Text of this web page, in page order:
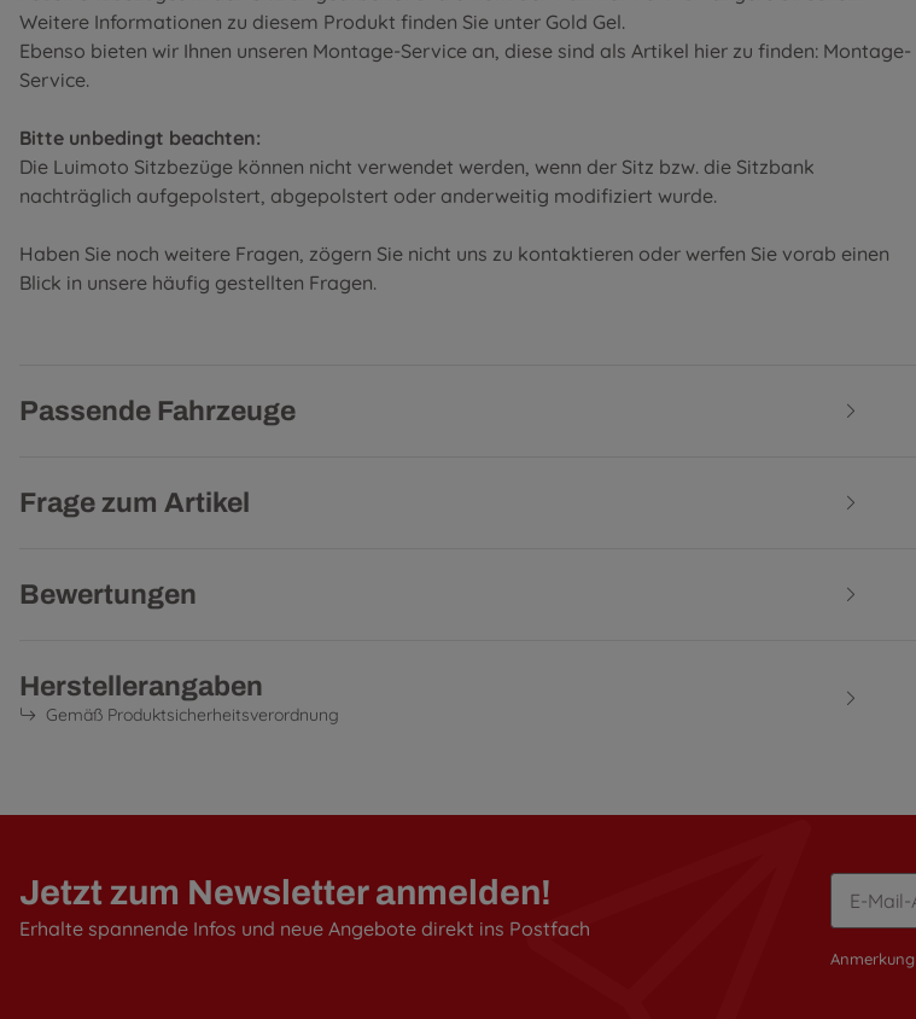
Weitere Informationen zu diesem Produkt finden Sie unter Gold Gel.
Ebenso bieten wir Ihnen unseren Montage-Service an, diese sind als Artikel hier zu finden: Montage-
Service.
Bitte unbedingt beachten:
Die Luimoto Sitzbezüge können nicht verwendet werden, wenn der Sitz bzw. die Sitzbank
nachträglich aufgepolstert, abgepolstert oder anderweitig modifiziert wurde.
Haben Sie noch weitere Fragen, zögern Sie nicht uns zu kontaktieren oder werfen Sie vorab einen
Blick in unsere häufig gestellten Fragen.
Passende Fahrzeuge
Frage zum Artikel
Bewertungen
Herstellerangaben
Gemäß Produktsicherheitsverordnung
Jetzt zum Newsletter anmelden!
Erhalte spannende Infos und neue Angebote direkt ins Postfach
Anmerkung